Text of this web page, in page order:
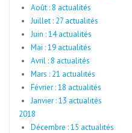
Août : 8 actualités
Juillet : 27 actualités
Juin : 14 actualités
Mai : 19 actualités
Avril : 8 actualités
Mars : 21 actualités
Février : 18 actualités
Janvier : 13 actualités
2018
Décembre : 15 actualités